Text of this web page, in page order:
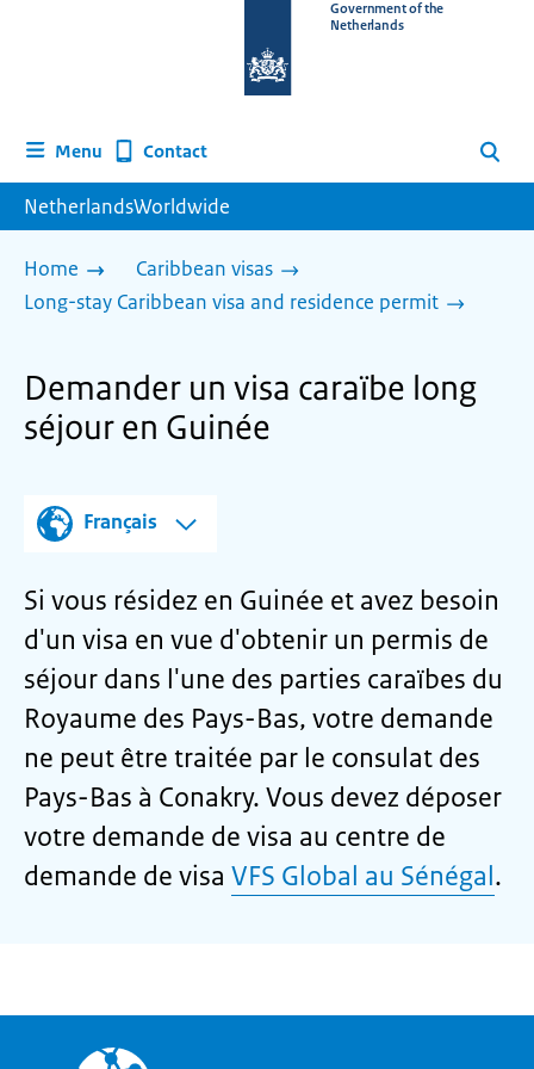
homepage
Government of the
Netherlands
Menu Contact Search
NetherlandsWorldwide
Home
Caribbean visas
Long-stay Caribbean visa and residence permit
Demander un visa caraïbe long
séjour en Guinée
Français
Si vous résidez en Guinée et avez besoin
d'un visa en vue d'obtenir un permis de
séjour dans l'une des parties caraïbes du
Royaume des Pays-Bas, votre demande
ne peut être traitée par le consulat des
Pays-Bas à Conakry. Vous devez déposer
votre demande de visa au centre de
demande de visa VFS Global au Sénégal.